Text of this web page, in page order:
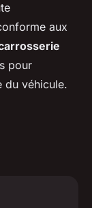
aux
pour
du véhicule.